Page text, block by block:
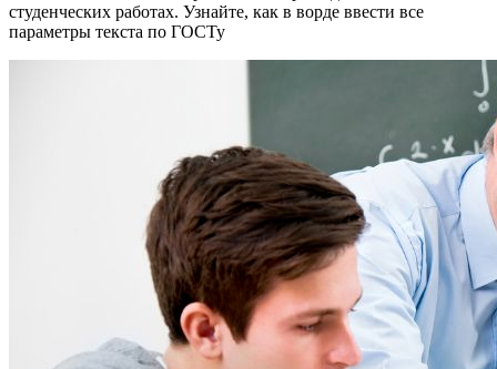
студенческих работах. Узнайте, как в ворде ввести все
параметры текста по ГОСТу